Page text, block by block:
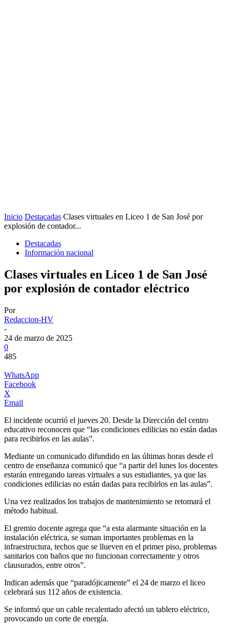
Inicio Destacadas Clases virtuales en Liceo 1 de San José por
explosión de contador...
Destacadas
Información nacional
Clases virtuales en Liceo 1 de San José
por explosión de contador eléctrico
Por
Redaccion-HV
-
24 de marzo de 2025
0
485
WhatsApp
Facebook
X
Email
El incidente ocurrió el jueves 20. Desde la Dirección del centro
educativo reconocen que “las condiciones edilicias no están dadas
para recibirlos en las aulas”.
Mediante un comunicado difundido en las últimas horas desde el
centro de enseñanza comunicó que “a partir del lunes los docentes
estarán entregando tareas virtuales a sus estudiantes, ya que las
condiciones edilicias no están dadas para recibirlos en las aulas”.
Una vez realizados los trabajos de mantenimiento se retomará el
método habitual.
El gremio docente agrega que “a esta alarmante situación en la
instalación eléctrica, se suman importantes problemas en la
infraestructura, techos que se llueven en el primer piso, problemas
sanitarios con baños que no funcionan correctamente y otros
clausurados, entre otros”.
Indican además que “paradójicamente” el 24 de marzo el liceo
celebrará sus 112 años de existencia.
Se informó que un cable recalentado afectó un tablero eléctrico,
provocando un corte de energía.